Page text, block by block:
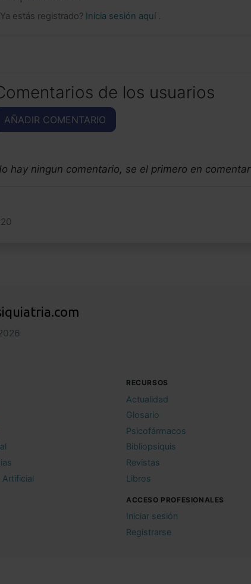
estás registrado? Inicia sesión aquí .
de los usuarios
AÑADIR COMENTARIO
hay ningun comentario, se el primero en comentar
Artificial
RECURSOS
Actualidad
Glosario
Psicofármacos
Bibliopsiquis
Revistas
Libros
ACCESO PROFESIONALES
Iniciar sesión
Registrarse